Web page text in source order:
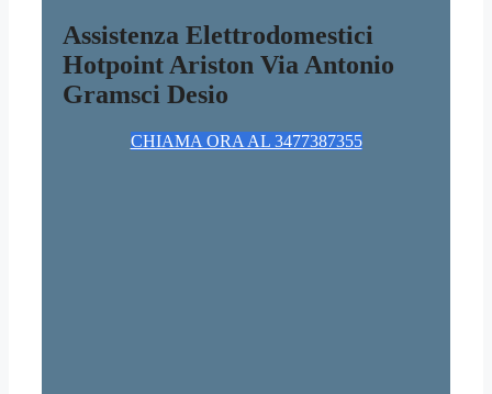
Assistenza Elettrodomestici
Hotpoint Ariston Via Antonio
Gramsci Desio
CHIAMA ORA AL 3477387355